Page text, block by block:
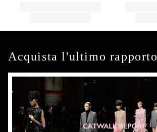
Acquista l'ultimo rapporto